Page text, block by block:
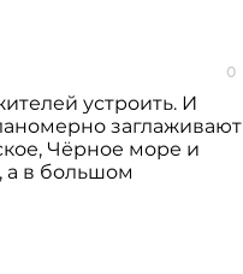
0
устроить. И
заглаживают
Чёрное море и
а в большом